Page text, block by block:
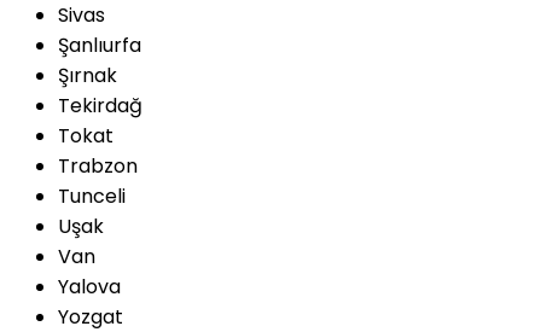
Sivas
Şanlıurfa
Şırnak
Tekirdağ
Tokat
Trabzon
Tunceli
Uşak
Van
Yalova
Yozgat